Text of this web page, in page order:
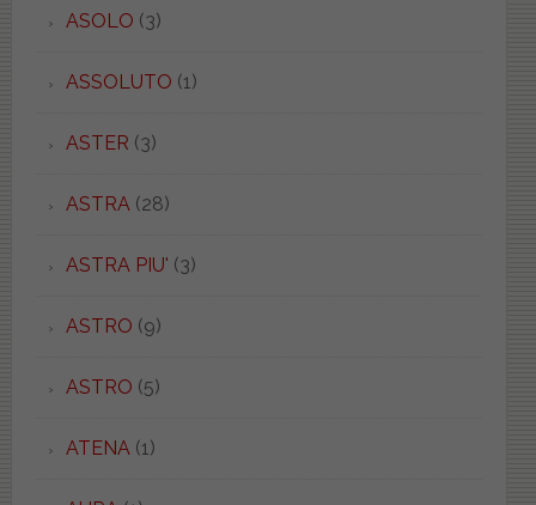
ASOLO (3)
ASSOLUTO (1)
ASTER (3)
ASTRA (28)
ASTRA PIU' (3)
ASTRO (9)
ASTRO (5)
ATENA (1)